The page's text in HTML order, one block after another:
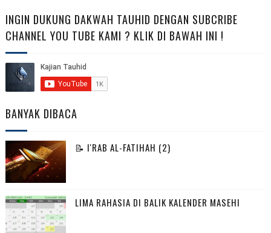
INGIN DUKUNG DAKWAH TAUHID DENGAN SUBCRIBE
CHANNEL YOU TUBE KAMI ? KLIK DI BAWAH INI !
BANYAK DIBACA
📝 I'RAB AL-FATIHAH (2)
LIMA RAHASIA DI BALIK KALENDER MASEHI